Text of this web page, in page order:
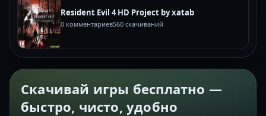
Resident Evil 4 HD Project by xatab
0 комментариев560 скачиваний
Скачивай игры бесплатно —
быстро, чисто, удобно